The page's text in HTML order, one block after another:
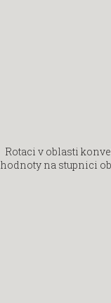
Rotaci v oblasti
hodnoty na stupnici